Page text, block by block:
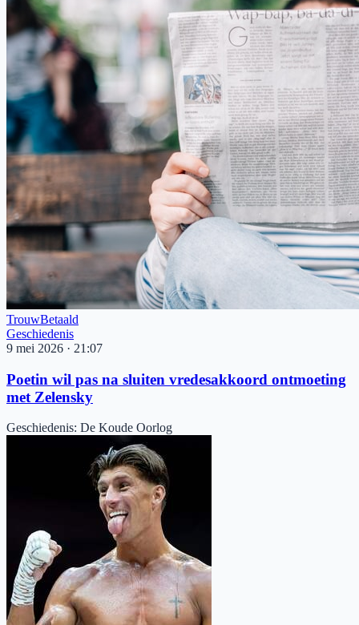
TrouwBetaald
Geschiedenis
9 mei 2026 · 21:07
Poetin wil pas na sluiten vredesakkoord ontmoeting
met Zelensky
Geschiedenis: De Koude Oorlog